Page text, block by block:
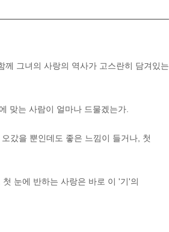
그녀의 사랑의 역사가 고스란히 담겨있는
맞는 사람이 얼마나 드물겠는가.
갔을 뿐인데도 좋은 느낌이 들거나, 첫
눈에 반하는 사랑은 바로 이 '기'의